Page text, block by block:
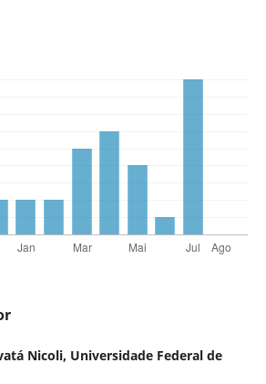
Nicoli, Universidade Federal de